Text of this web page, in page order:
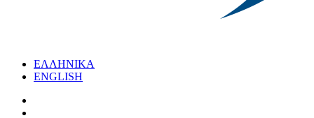
ΕΛΛΗΝΙΚΑ
ENGLISH